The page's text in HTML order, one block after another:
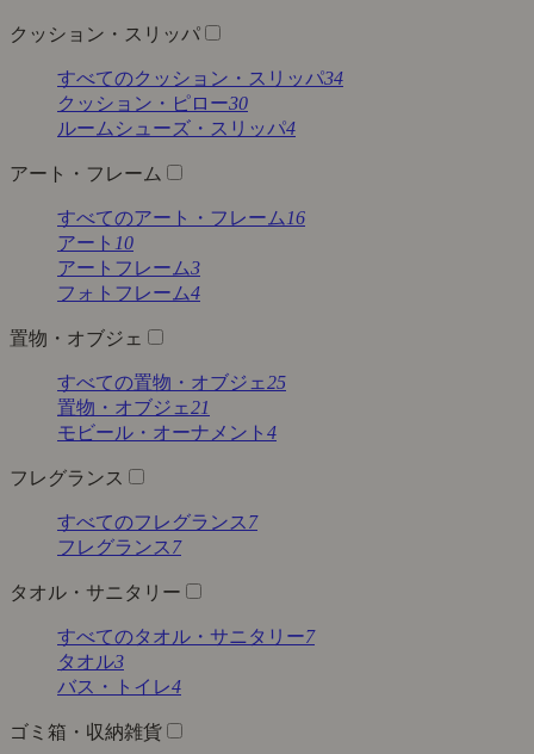
クッション・スリッパ
すべてのクッション・スリッパ34
クッション・ピロー30
ルームシューズ・スリッパ4
アート・フレーム
すべてのアート・フレーム 16
アート 10
アートフレーム3
フォトフレーム4
置物・オブジェ
すべての置物・オブジェ25
置物・オブジェ21
モビール・オーナメント 4
フレグランス
すべてのフレグランス 7
フレグランス 7
タオル・サニタリー
すべてのタオル・サニタリー7
タオル3
バス・トイレ4
ゴミ箱・収納雑貨